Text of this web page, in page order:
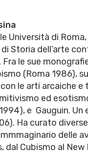
Università di Roma,
Storia dell’arte
Fra le sue
(Roma 1986),
le arti arcaiche e
ed
e Gauguin. Un
Ha curato
delle
Cubismo al New